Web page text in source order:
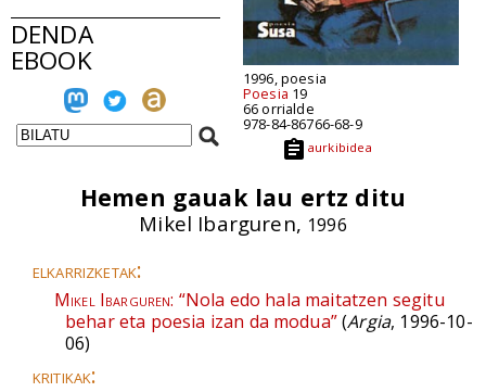
DENDA
EBOOK
1996, poesia
Poesia 19
66 orrialde
978-84-86766-68-9
aurkibidea
Hemen gauak lau ertz ditu
Mikel Ibarguren, 1996
elkarrizketak:
Mikel Ibarguren: “Nola edo hala maitatzen segitu
behar eta poesia izan da modua”(Argia, 1996-10-
06)
kritikak: